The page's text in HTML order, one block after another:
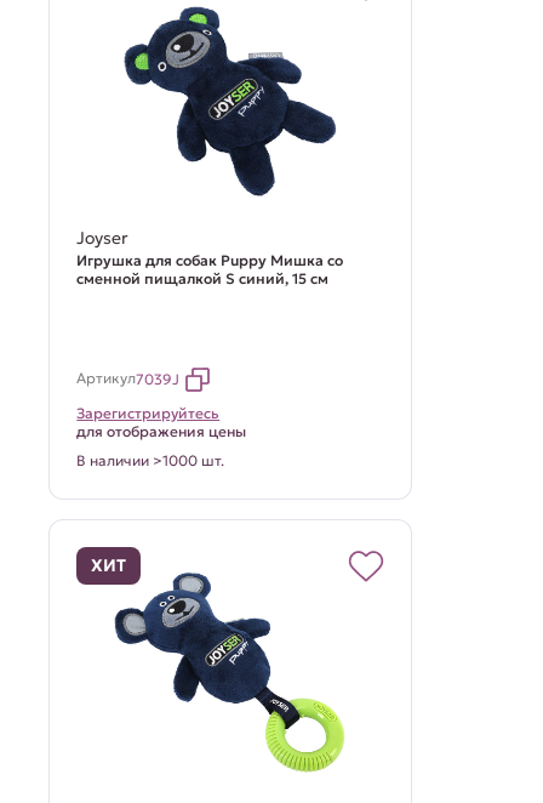
Joyser
Игрушка для собак Puppy Мишка со
сменной пищалкой S синий, 15 см
Артикул7039J
Зарегистрируйтесь
для отображения цены
В наличии >1000 шт.
ХИТ